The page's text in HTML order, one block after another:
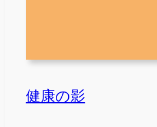
健康の影